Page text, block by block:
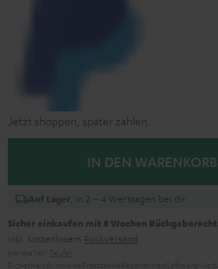
Jetzt shoppen, später zahlen.
IN DEN WARENKORB
Auf Lager , in 2 – 4 Werktagen bei dir
Sicher einkaufen mit 8 Wochen Rückgaberecht
inkl. kostenlosem Rückversand